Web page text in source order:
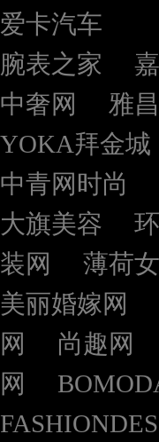
爱卡汽车
腕表之家
中奢网
雅
YOKA拜金城
中青网时尚
大旗美容
装网
薄荷
美丽婚嫁网
网
尚趣网
网